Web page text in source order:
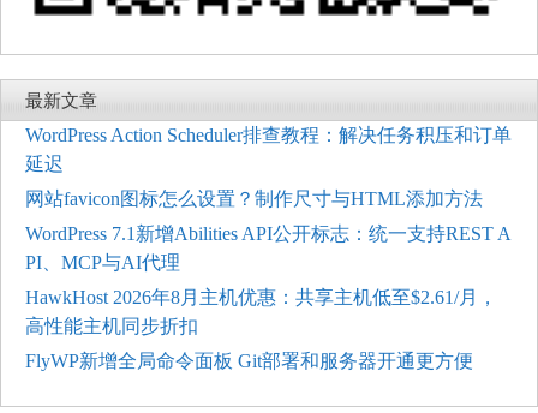
最新文章
WordPress Action Scheduler排查教程：解决任务积压和订单
延迟
网站favicon图标怎么设置？制作尺寸与HTML添加方法
WordPress 7.1新增Abilities API公开标志：统一支持REST A
PI、MCP与AI代理
HawkHost 2026年8月主机优惠：共享主机低至$2.61/月，
高性能主机同步折扣
FlyWP新增全局命令面板 Git部署和服务器开通更方便